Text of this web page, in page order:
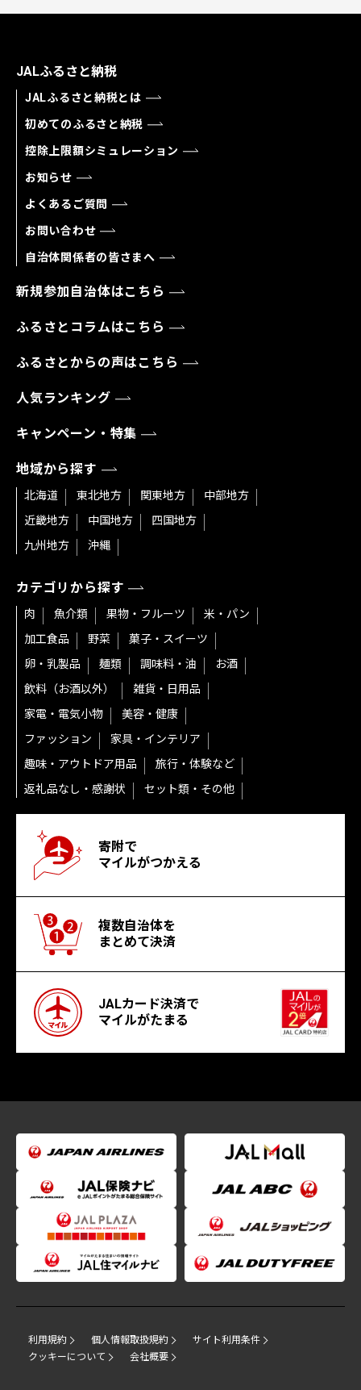
JALふるさと納税
JALふるさと納税とは
初めてのふるさと納税
控除上限額シミュレーション
お知らせ
よくあるご質問
お問い合わせ
自治体関係者の皆さまへ
新規参加自治体はこちら
ふるさとコラムはこちら
ふるさとからの声はこちら
人気ランキング
キャンペーン・特集
地域から探す
北海道 東北地方 関東地方
中部地方
近畿地方
中国地方
四国地方
九州地方
沖縄
カテゴリから探す
肉 魚介類 果物・フルーツ
米・パン
加工食品
野菜
菓子・スイーツ
卵・乳製品
麺類 調味料・油
お酒
飲料（お酒以外）
雑貨・日用品
家電・電気小物
美容・健康
ファッション
家具・インテリア
趣味・アウトドア用品
旅行・体験など
返礼品なし・感謝状
セット類・その他
寄附で
マイルがつかえる
複数自治体を
まとめて決済
JALカード決済で
マイルがたまる
利用規約 個人情報取扱規約
サイト利用条件
クッキーについて
会社概要